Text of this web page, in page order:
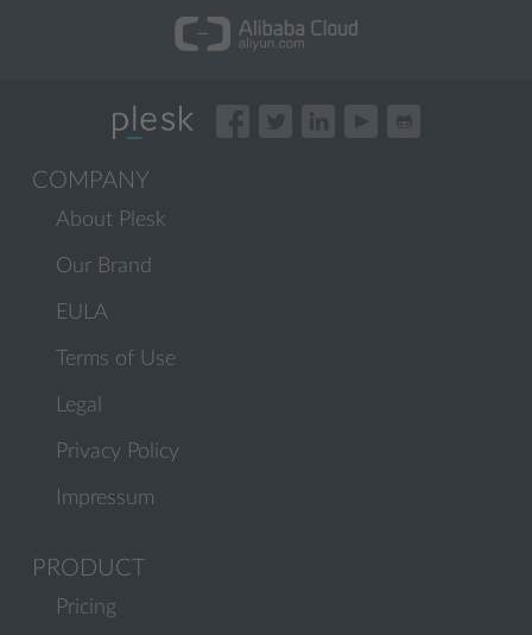
COMPANY
About Plesk
Our Brand
EULA
Terms of Use
Legal
Privacy Policy
Impressum
PRODUCT
Pricing